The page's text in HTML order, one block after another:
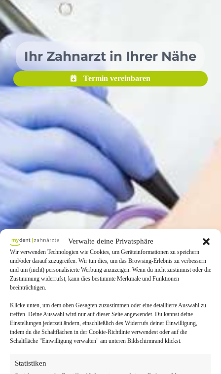
Verwalte deine Privatsphäre
Wir verwenden Technologien wie Cookies, um Geräteinformationen zu speichern
und/oder darauf zuzugreifen. Wir tun dies, um das Browsing-Erlebnis zu verbessern
und um (nicht) personalisierte Werbung anzuzeigen. Wenn du nicht zustimmst oder die
Zustimmung widerrufst, kann dies bestimmte Merkmale und Funktionen
beeinträchtigen.
Klicke unten, um dem oben Gesagten zuzustimmen oder eine detaillierte Auswahl zu
treffen. Deine Auswahl wird nur auf dieser Seite angewendet. Du kannst deine
Einstellungen jederzeit ändern, einschließlich des Widerrufs deiner Einwilligung,
indem du die Schaltflächen in der Cookie-Richtlinie verwendest oder auf die
Schaltfläche "Einwilligung verwalten" am unteren Bildschirmrand klickst.
Statistiken
Ihr Zahnarzt in Ihrer Nähe
Termin vereinbaren